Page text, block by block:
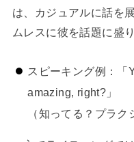
は、カジュアルに話を
ムレスに彼を話題に盛
スピーキング例：
amazing, right?」
（知ってる？プラク